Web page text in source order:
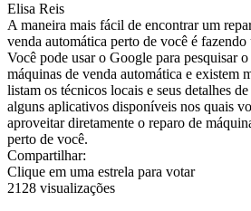
Elisa Reis
A maneira mais fácil de encontrar um
venda automática perto de você é
Você pode usar o Google para pesquisar
máquinas de venda automática e existem
listam os técnicos locais e seus detalhes
alguns aplicativos disponíveis nos quais
aproveitar diretamente o reparo de
perto de você.
Compartilhar:
Clique em uma estrela para votar
2128 visualizações